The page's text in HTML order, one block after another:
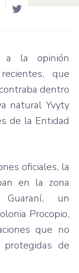
a la opinión
que
dentro
natural Yvyty
de la Entidad
oficiales, la
en la zona
un
Procopio,
que no
de